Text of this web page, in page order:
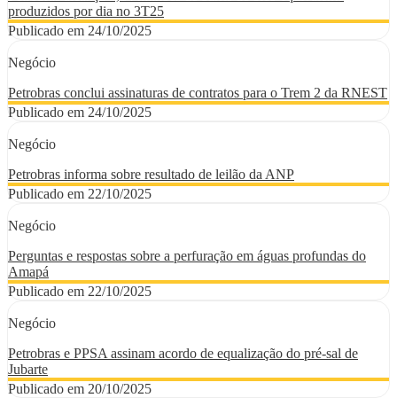
produzidos por dia no 3T25
Publicado em 24/10/2025
Negócio
Petrobras conclui assinaturas de contratos para o Trem 2 da RNEST
Publicado em 24/10/2025
Negócio
Petrobras informa sobre resultado de leilão da ANP
Publicado em 22/10/2025
Negócio
Perguntas e respostas sobre a perfuração em águas profundas do
Amapá
Publicado em 22/10/2025
Negócio
Petrobras e PPSA assinam acordo de equalização do pré-sal de
Jubarte
Publicado em 20/10/2025